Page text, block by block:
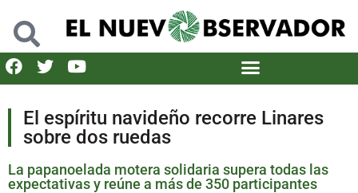
El espíritu navideño recorre Linares
sobre dos ruedas
La papanoelada motera solidaria supera todas las
expectativas y reúne a más de 350 participantes